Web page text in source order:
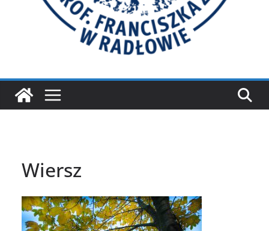
Wiersz